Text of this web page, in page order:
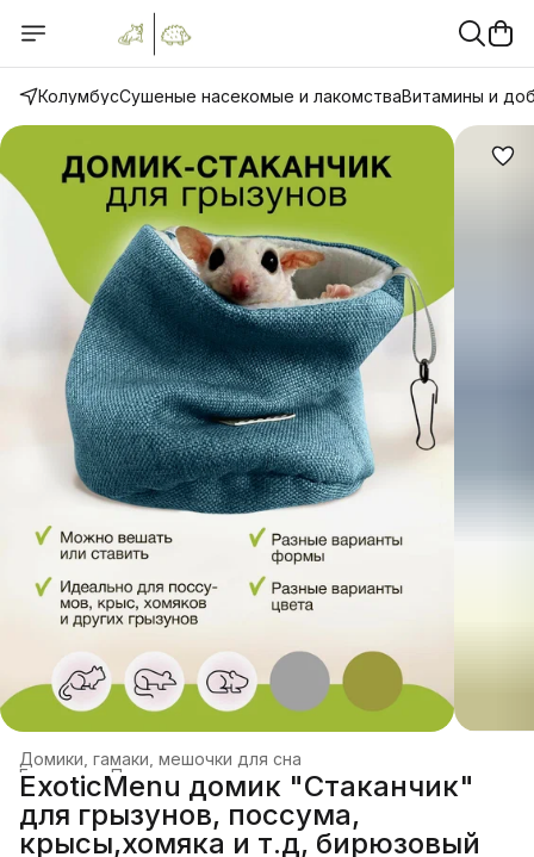
КолумбусСушеные насекомые и лакомстваВитамины и
Домики, гамаки, мешочки для сна
Переноски, домики, лежанки
Главная
ExoticMenu домик "Стаканчик"
для грызунов, поссума,
крысы,хомяка и т.д, бирюзовый